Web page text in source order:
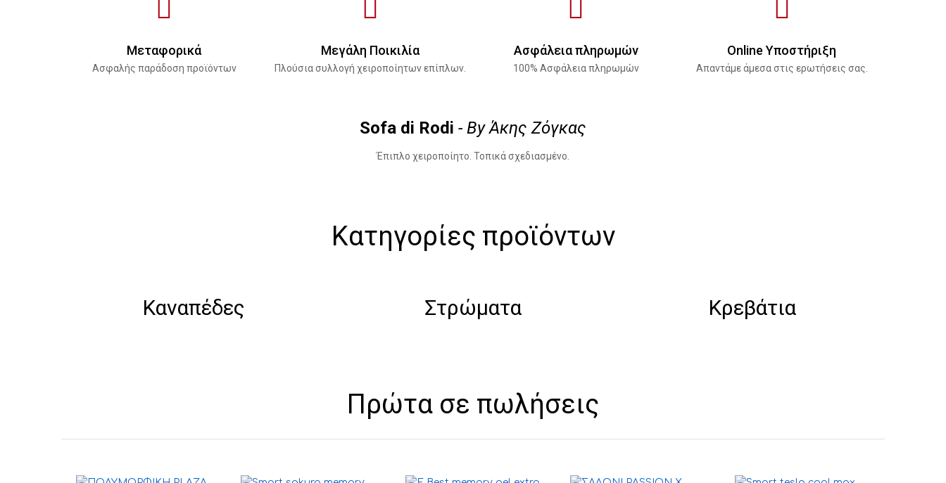
Μεταφορικά
Ασφαλής παράδοση προϊόντων
Μεγάλη Ποικιλία
Πλούσια συλλογή χειροποίητων επίπλων.
Ασφάλεια πληρωμών
100% Ασφάλεια πληρωμών
Online Υποστήριξη
Απαντάμε άμεσα στις ερωτήσεις σας.
Sofa di Rodi - By Άκης Ζόγκας
Έπιπλο χειροποίητο. Τοπικά σχεδιασμένο.
Κατηγορίες προϊόντων
Καναπέδες Στρώματα Κρεβάτια
Πρώτα σε πωλήσεις